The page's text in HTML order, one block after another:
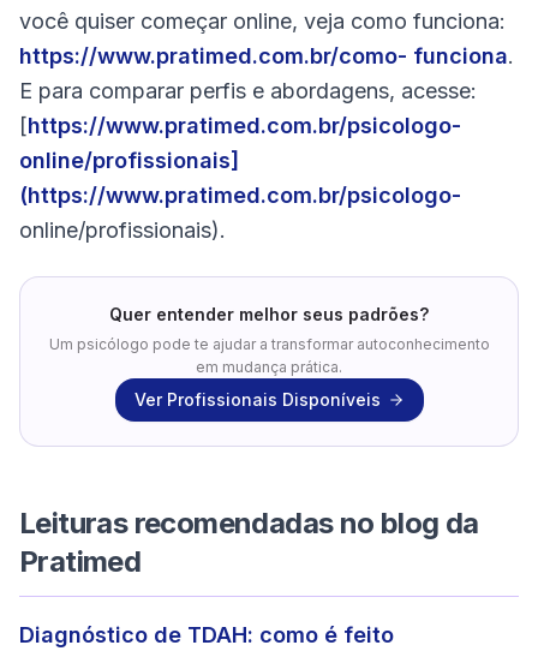
você quiser começar online, veja como funciona:
https://www.pratimed.com.br/como- funciona.
E para comparar perfis e abordagens, acesse:
[https://www.pratimed.com.br/psicologo-
online/profissionais]
(https://www.pratimed.com.br/psicologo-
online/profissionais).
Quer entender melhor seus padrões?
Um psicólogo pode te ajudar a transformar autoconhecimento
em mudança prática.
Ver Profissionais Disponíveis
Leituras recomendadas no blog da
Pratimed
Diagnóstico de TDAH: como é feito